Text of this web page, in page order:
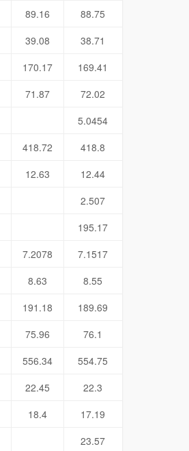
89.16
88.75
39.08
38.71
170.17
169.41
71.87
72.02
5.0454
418.72
418.8
12.63
12.44
2.507
195.17
7.2078
7.1517
8.63
8.55
191.18
189.69
75.96
76.1
556.34
554.75
22.45
22.3
18.4
17.19
23.57